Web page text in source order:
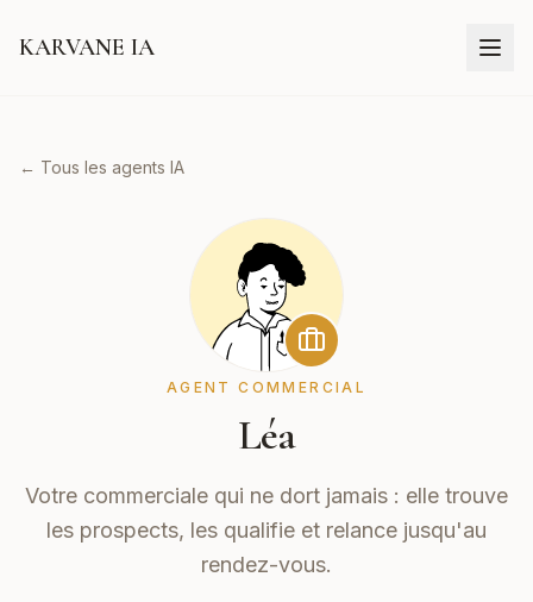
KARVANE IA
← Tous les agents IA
AGENT COMMERCIAL
Léa
Votre commerciale qui ne dort jamais : elle trouve
les prospects, les qualifie et relance jusqu'au
rendez-vous.